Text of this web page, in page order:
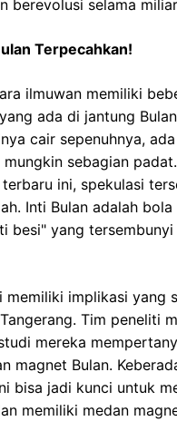
berevolusi selama
Terpecahkan!
ilmuwan memiliki
ada di jantung
cair sepenuhnya,
sebagian
ini, spekulasi
Inti Bulan adalah
besi" yang
memiliki implikasi yang
Tim peneliti
mereka
magnet Bulan.
bisa jadi kunci untuk
memiliki medan